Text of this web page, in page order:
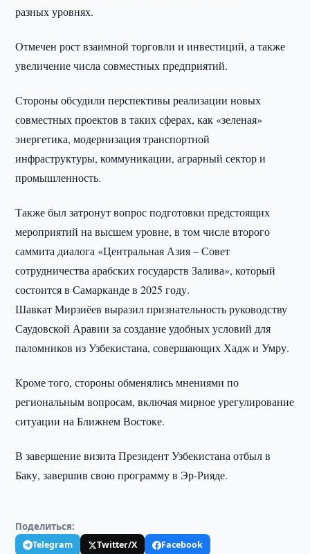
разных уровнях.
Отмечен рост взаимной торговли и инвестиций, а также
увеличение числа совместных предприятий.
Стороны обсудили перспективы реализации новых
совместных проектов в таких сферах, как «зеленая»
энергетика, модернизация транспортной
инфраструктуры, коммуникации, аграрный сектор и
промышленность.
Также был затронут вопрос подготовки предстоящих
мероприятий на высшем уровне, в том числе второго
саммита диалога «Центральная Азия – Совет
сотрудничества арабских государств Залива», который
состоится в Самарканде в 2025 году.
Шавкат Мирзиёев выразил признательность руководству
Саудовской Аравии за создание удобных условий для
паломников из Узбекистана, совершающих Хадж и Умру.
Кроме того, стороны обменялись мнениями по
региональным вопросам, включая мирное урегулирование
ситуации на Ближнем Востоке.
В завершение визита Президент Узбекистана отбыл в
Баку, завершив свою программу в Эр-Рияде.
Поделиться:
Telegram Twitter/X
Facebook